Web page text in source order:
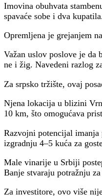
Imovina obuhvata
spavaće sobe i dva
Opremljena je grejanjem
Važan uslov poslove je
ne i žig. Navedeni razlog
Za srpsko tržište, ovaj
Njena lokacija u blizini
10 km, što omogućava
Razvojni potencijal imanja
izgradnju 4–5 kuća za
Male vinarije u Srbiji
Banje stvaraju potražnju
Za investitore, ovo više